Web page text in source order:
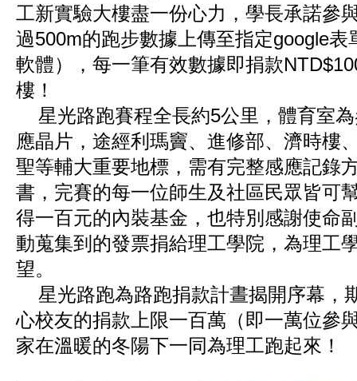
工新實驗大樓盡一份心力，學長承諾參
過500m的跑步數據上傳至指定google表
軟體），每一筆有效數據即捐款
樓！
星光路跑賽程全長約5公里，體育室
應晶片，途經利瑪竇、進修部、濟時樓
聖等輔大重要地標，需有完整感應記錄
書，完賽的每一位師生及社區民眾皆可
得一百元的內裝基金，也特別感謝使命
動蒐集到的發票捐給理工學院，為理工
望。
星光路跑為路跑捐款計晝揭開序幕，
心校友的捐款上限一百萬（即一萬位參
家在溫暖的冬陽下一同為理工跑起來！